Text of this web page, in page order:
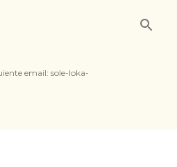
email: sole-loka-